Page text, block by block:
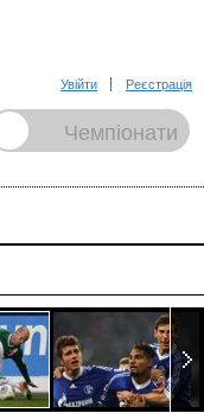
Увійти Реєстрація